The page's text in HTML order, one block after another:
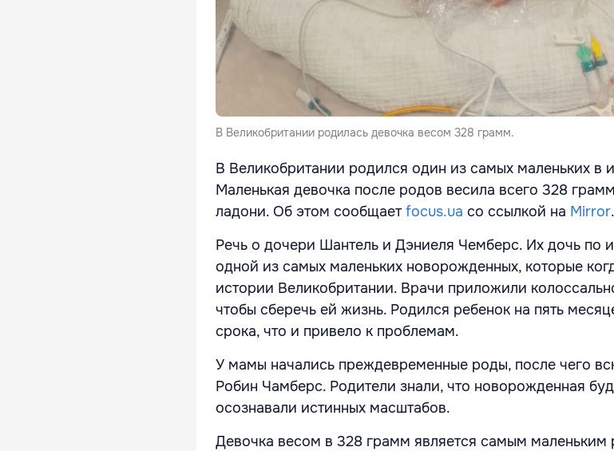
В Великобритании родилась девочка весом 328 грамм.
В Великобритании родился один из самых маленьких в
Маленькая девочка после родов весила всего 328
ладони. Об этом сообщаетfocus.ua со ссылкой на Mirror.
Речь о дочери Шантель и Дэниеля Чемберс. Их дочь по
одной из самых маленьких новорожденных, которые
истории Великобритании. Врачи приложили
чтобы сберечь ей жизнь. Родился ребенок на пять
срока, что и привело к проблемам.
У мамы начались преждевременные роды, после чего
Робин Чамберс. Родители знали, что новорожденная
осознавали истинных масштабов.
Девочка весом в 328 грамм является самым маленьким